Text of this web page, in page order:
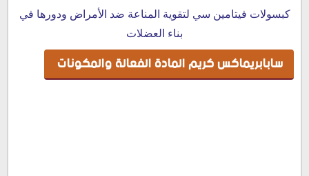
سابابريماكس كريم للنساء
سابابريماكس كريم للمهبل
سابابريماكس كريم قبل السويت
سابابريماكس كريم قبل الليزر
جرعة وطريقة استعمال دواء سابابريماكس كريم
كبسولات فيتامين سي لتقوية المناعة ضد الأمراض ودورها في
بناء العضلات
سابابريماكس كريم المادة الفعالة والمكونات